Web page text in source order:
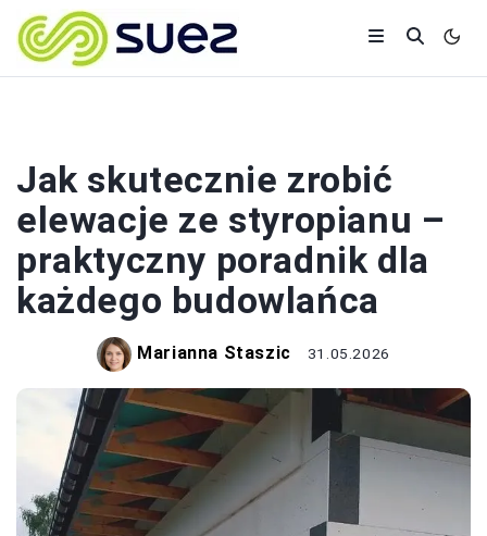
Jak skutecznie zrobić
elewacje ze styropianu –
praktyczny poradnik dla
każdego budowlańca
Marianna Staszic 31.05.2026